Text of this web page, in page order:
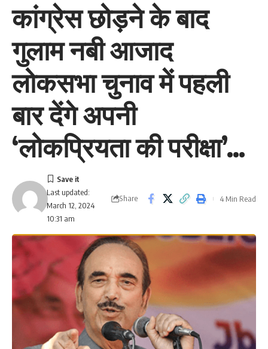
कांग्रेस छोड़ने के बाद
गुलाम नबी आजाद
लोकसभा चुनाव में पहली
बार देंगे अपनी
‘लोकप्रियता की परीक्षा’…
Last updated:
March 12, 2024
10:31 am
Share 4 Min Read